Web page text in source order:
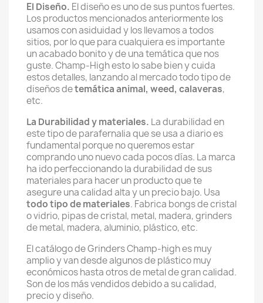
El Diseño. El diseño es uno de sus puntos fuertes.
Los productos mencionados anteriormente los
usamos con asiduidad y los llevamos a todos
sitios, por lo que para cualquiera es importante
un acabado bonito y de una temática que nos
guste. Champ-High esto lo sabe bien y cuida
estos detalles, lanzando al mercado todo tipo de
diseños detemática animal, weed, calaveras,
etc.
La Durabilidad y materiales. La durabilidad en
este tipo de parafernalia que se usa a diario es
fundamental porque no queremos estar
comprando uno nuevo cada pocos días. La marca
ha ido perfeccionando la durabilidad de sus
materiales para hacer un producto que te
asegure una calidad alta y un precio bajo. Usa
todo tipo de materiales. Fabrica bongs de cristal
o vidrio, pipas de cristal, metal, madera, grinders
de metal, madera, aluminio, plástico, etc.
El catálogo de Grinders Champ-high es muy
amplio y van desde algunos de plástico muy
económicos hasta otros de metal de gran calidad.
Son de los más vendidos debido a su calidad,
precio y diseño.